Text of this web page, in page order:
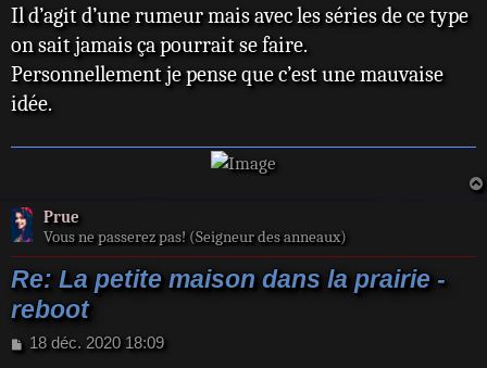
s
a
g
e
Il d’agit d’une rumeur mais avec les séries de ce type
on sait jamais ça pourrait se faire.
Personnellement je pense que c’est une mauvaise
idée.
Prue
Vous ne passerez pas! (Seigneur des anneaux)
Re: La petite maison dans la prairie -
reboot
M18 déc. 2020 18:09